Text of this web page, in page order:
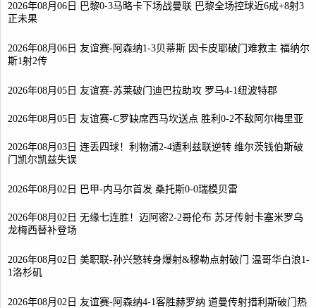
2026年08月06日 巴黎0-3马略卡下场战曼联 巴黎全场控球近6成+8射3
正未果
2026年08月06日 友谊赛-阿森纳1-3贝蒂斯 因卡皮耶破门难救主 福纳尔
斯1射2传
2026年08月05日 友谊赛-苏莱破门迪巴拉助攻 罗马4-1纽波特郡
2026年08月05日 友谊赛-C罗缺席西马坎送点 胜利0-2不敌阿尔梅里亚
2026年08月03日 连丢四球！利物浦2-4遭利兹联逆转 维尔茨钱伯斯破
门凯尔凯兹失误
2026年08月02日 巴甲-内马尔首发 桑托斯0-0瑞模贝雷
2026年08月02日 无缘七连胜！迈阿密2-2哥伦布 苏牙传射卡塞米罗乌
龙梅西替补登场
2026年08月02日 美职联-孙兴慜转身爆射&穆勒点射破门 温哥华白浪1-
1洛杉矶
2026年08月02日 友谊赛-阿森纳4-1客胜赫罗纳 道曼传射措利斯破门热